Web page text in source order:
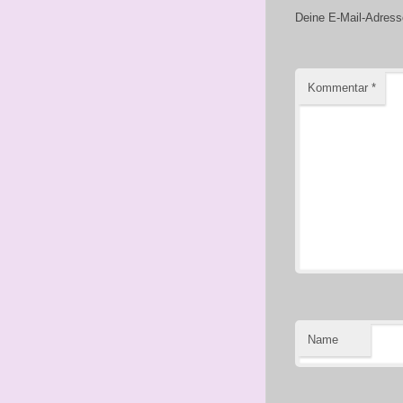
Deine E-Mail-
Kommentar *
Name